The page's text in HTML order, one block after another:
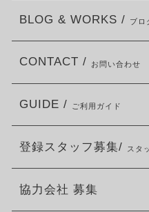
BLOG & WORKS / ブロ
CONTACT / お問い合わせ
GUIDE / ご利用ガイド
登録スタッフ募集/ スタ
協力会社 募集